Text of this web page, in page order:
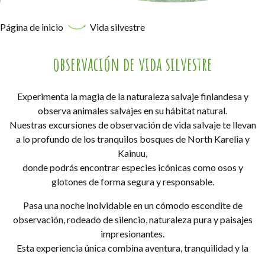
Página de inicio Vida silvestre
observación de vida silvestre
Experimenta la magia de la naturaleza salvaje finlandesa y
observa animales salvajes en su hábitat natural.
Nuestras excursiones de observación de vida salvaje te llevan
a lo profundo de los tranquilos bosques de North Karelia y
Kainuu,
donde podrás encontrar especies icónicas como osos y
glotones de forma segura y responsable.
Pasa una noche inolvidable en un cómodo escondite de
observación, rodeado de silencio, naturaleza pura y paisajes
impresionantes.
Esta experiencia única combina aventura, tranquilidad y la